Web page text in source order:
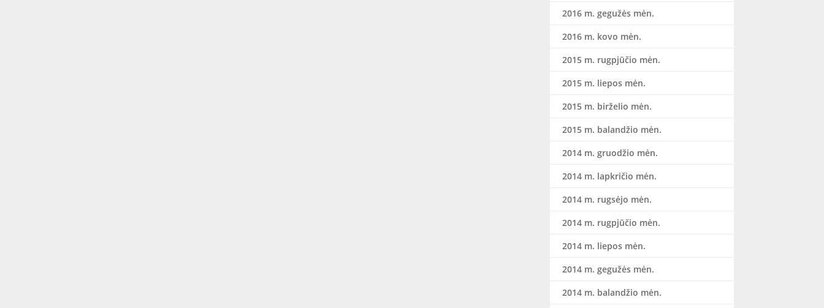
2016 m. gegužės mėn.
2016 m. kovo mėn.
2015 m. rugpjūčio mėn.
2015 m. liepos mėn.
2015 m. birželio mėn.
2015 m. balandžio mėn.
2014 m. gruodžio mėn.
2014 m. lapkričio mėn.
2014 m. rugsėjo mėn.
2014 m. rugpjūčio mėn.
2014 m. liepos mėn.
2014 m. gegužės mėn.
2014 m. balandžio mėn.